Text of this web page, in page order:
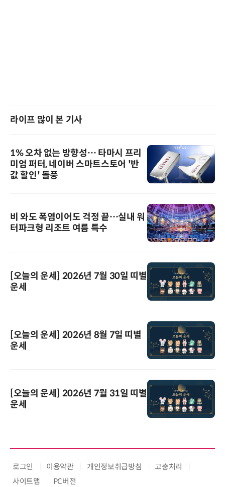
라이프 많이 본 기사
1% 오차 없는 방향성… 타마시 프리
미엄 퍼터, 네이버 스마트스토어 '반
값 할인' 돌풍
비 와도 폭염이어도 걱정 끝…실내 워
터파크형 리조트 여름 특수
[오늘의 운세] 2026년 7월 30일 띠별
운세
[오늘의 운세] 2026년 8월 7일 띠별
운세
[오늘의 운세] 2026년 7월 31일 띠별
운세
로그인 이용약관 개인정보취급방침
고충처리
사이트맵
PC버전